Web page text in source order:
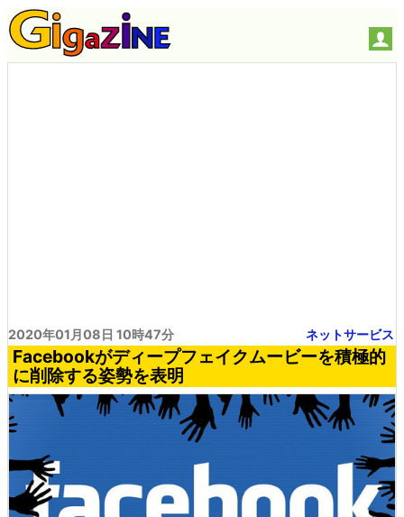
2020年01月08日 10時47分 ネットサービス
Facebookがディープフェイクムービーを積極的
に削除する姿勢を表明